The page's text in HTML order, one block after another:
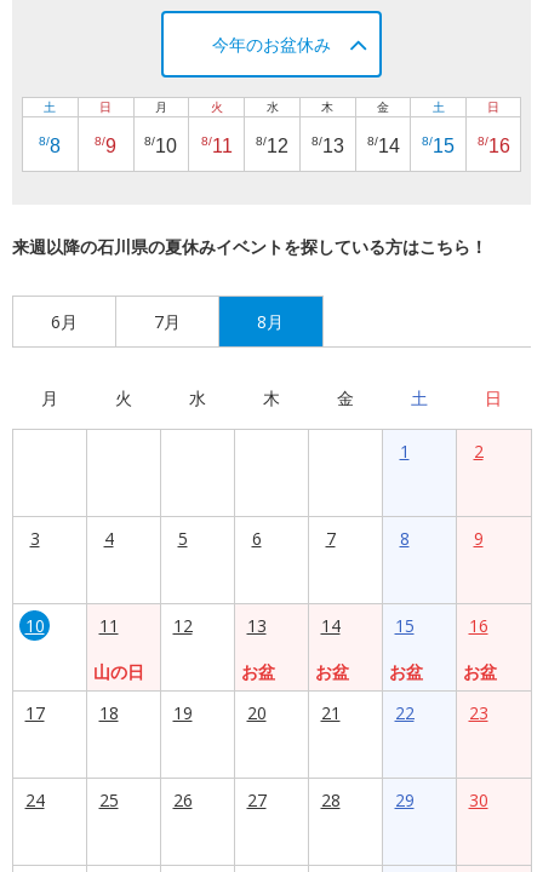
今年のお盆休み
土
8/8
日
8/9
月
8/10
火
8/11
水
8/12
木
8/13
金
8/14
土
8/15
日
8/16
来週以降の石川県の夏休みイベントを探している方はこちら！
6月 7月 8月
月 火 水 木 金 土 日
1 2
3 4 5 6 7 8 9
10
11
山の日
12
13
お盆
14
お盆
15
お盆
16
お盆
17
18 19 20 21 22 23
24 25 26 27 28 29 30